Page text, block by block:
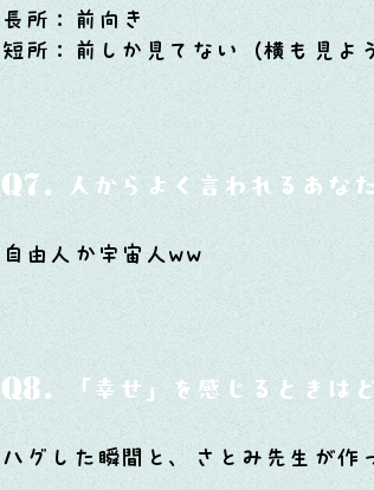
長所：前向き
短所：前しか見てない（横も見よ
Q7. 人からよく言われるあな
自由人か宇宙人ww
Q8. 「幸せ」を感じるときは
ハグした瞬間と、さとみ先生が作